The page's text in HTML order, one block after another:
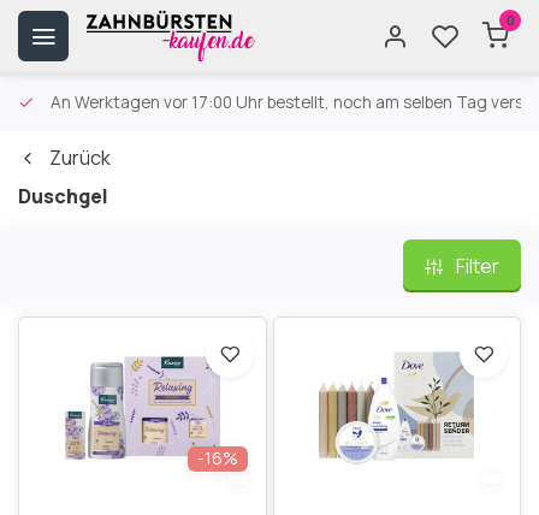
0
An Werktagen vor 17:00 Uhr bestellt, noch am selben Tag
Zurück
Duschgel
Filter
-16%